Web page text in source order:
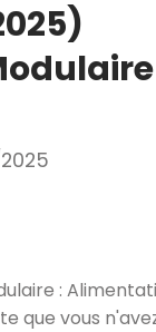
:
que vous